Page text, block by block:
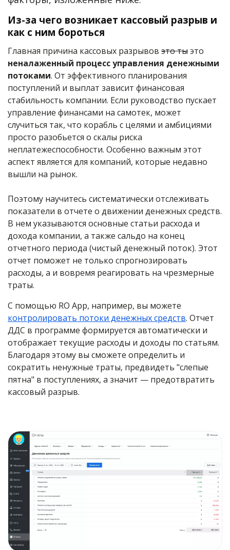
Из-за чего возникает кассовый разрыв и
как с ним бороться
Главная причина кассовых разрывов это тыэто
неналаженный процесс управления денежными
потоками. От эффективного планирования
поступлений и выплат зависит финансовая
стабильность компании. Если руководство пускает
управление финансами на самотек, может
случиться так, что корабль с целями и амбициями
просто разобьется о скалы риска
неплатежеспособности. Особенно важным этот
аспект является для компаний, которые недавно
вышли на рынок.
Поэтому научитесь систематически отслеживать
показатели в отчете о движении денежных средств.
В нем указываются основные статьи расхода и
дохода компании, а также сальдо на конец
отчетного периода (чистый денежный поток). Этот
отчет поможет не только спрогнозировать
расходы, а и вовремя реагировать на чрезмерные
траты.
С помощью RO App, например, вы можете
контролировать потоки денежных средств. Отчет
ДДС в программе формируется автоматически и
отображает текущие расходы и доходы по статьям.
Благодаря этому вы сможете определить и
сократить ненужные траты, предвидеть "слепые
пятна" в поступлениях, а значит — предотвратить
кассовый разрыв.